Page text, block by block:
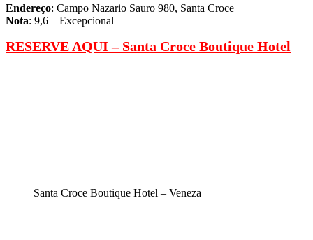
Endereço: Campo Nazario Sauro 980, Santa Croce
Nota: 9,6 – Excepcional
RESERVE AQUI – Santa Croce Boutique Hotel
Santa Croce Boutique Hotel – Veneza